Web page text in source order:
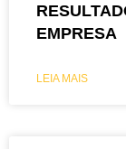
EMPRESA
LEIA MAIS